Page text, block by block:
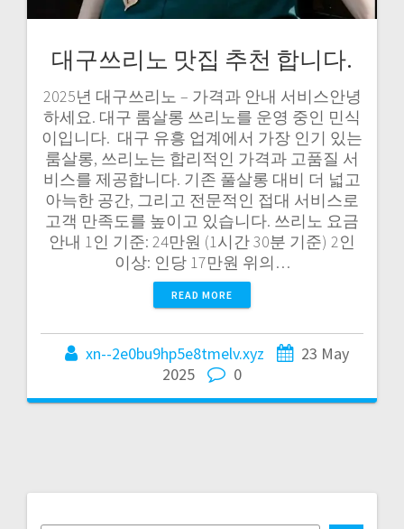
대구쓰리노 맛집 추천 합니다.
2025년 대구쓰리노 – 가격과 안내 서비스안녕
하세요. 대구 룸살롱 쓰리노를 운영 중인 민식
이입니다. ​ 대구 유흥 업계에서 가장 인기 있는
룸살롱, 쓰리노는 합리적인 가격과 고품질 서
비스를 제공합니다. 기존 풀살롱 대비 더 넓고
아늑한 공간, 그리고 전문적인 접대 서비스로
고객 만족도를 높이고 있습니다. 쓰리노 요금
안내 1인 기준: 24만원 (1시간 30분 기준) 2인
이상: 인당 17만원 위의…
READ MORE
xn--2e0bu9hp5e8tmelv.xyz
23 May
2025
0